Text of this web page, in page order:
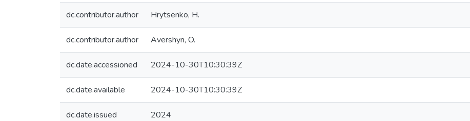
dc.contributor.author Hrytsenko, H.
dc.contributor.author Avershyn, O.
dc.date.accessioned 2024-10-30T10:30:39Z
dc.date.available 2024-10-30T10:30:39Z
dc.date.issued 2024